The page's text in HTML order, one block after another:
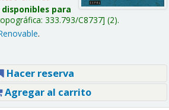
para
333.793/C8737 (2).
.
Hacer reserva
Agregar al carrito